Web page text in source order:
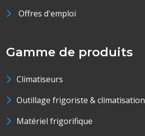
Offres d'emploi
Gamme de produits
Climatiseurs
Outillage frigoriste & climatisation
Matériel frigorifique